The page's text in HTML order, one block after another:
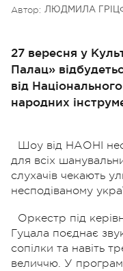
Автор: ЛЮДМИЛА
27 вересня у
Палац»
від
народних
Шоу від НАОНІ
для всіх
слухачів чекають
несподіваному
Оркестр під
Гуцала поєднає
сопілки та навіть
величчю. У